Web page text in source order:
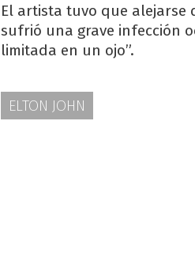
El artista tuvo que alejarse
sufrió una grave infección
limitada en un ojo”.
ELTON JOHN